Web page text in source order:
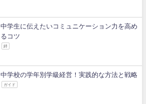
中学生に伝えたいコミュニケーション力を高め
るコツ
絆
中学校の学年別学級経営！実践的な方法と戦略
ガイド